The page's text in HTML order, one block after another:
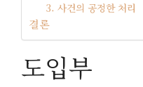
3. 사건의 공정한 처리
결론
도입부